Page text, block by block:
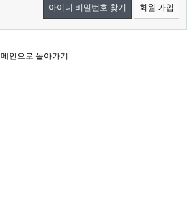
아이디 비밀번호 찾기 회원 가입
메인으로 돌아가기